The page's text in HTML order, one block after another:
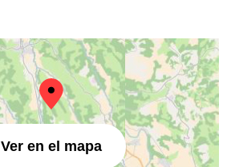
Ver en el mapa